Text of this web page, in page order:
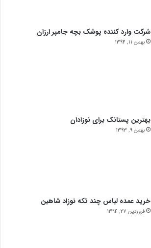
شرکت وارد کننده پوشک بچه جامپر ارزان
بهمن 11, 1394
بهترین پستانک برای نوزادان
بهمن 9, 1393
خرید عمده لباس چند تکه نوزاد شاهین
فروردین 27, 1394